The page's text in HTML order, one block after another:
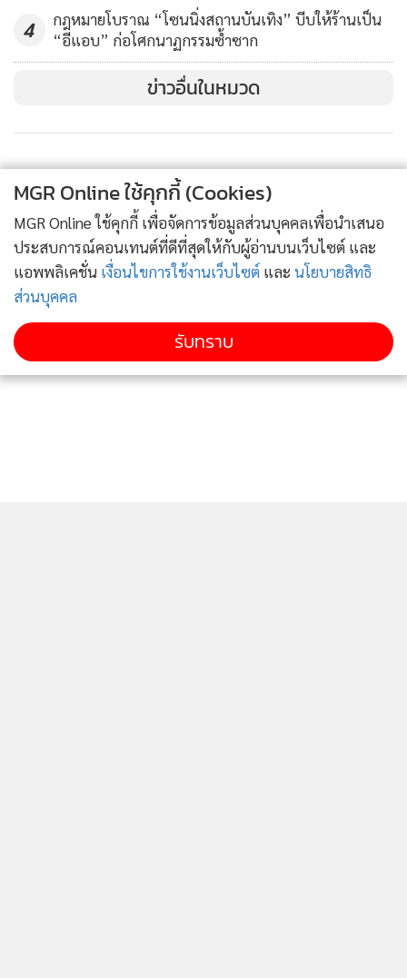
“ถังดับเพลิง”และ“ประตูฉุกเฉิน”ที่ได้มาตรฐานและใช้งานได้
4
กฎหมายโบราณ “โซนนิ่งสถานบันเทิง” บีบให้ร้านเป็น
“อีแอบ” ก่อโศกนาฏกรรมซ้ำซาก
ข่าวอื่นในหมวด
MGR Online ใช้คุกกี้ (Cookies)
MGR Online ใช้คุกกี้ เพื่อจัดการข้อมูลส่วนบุคคลเพื่อนำเสนอ
ประสบการณ์คอนเทนต์ที่ดีที่สุดให้กับผู้อ่านบนเว็บไซต์ และ
แอพพลิเคชั่น เงื่อนไขการใช้งานเว็บไซต์ และ นโยบายสิทธิ
ส่วนบุคคล
รับทราบ